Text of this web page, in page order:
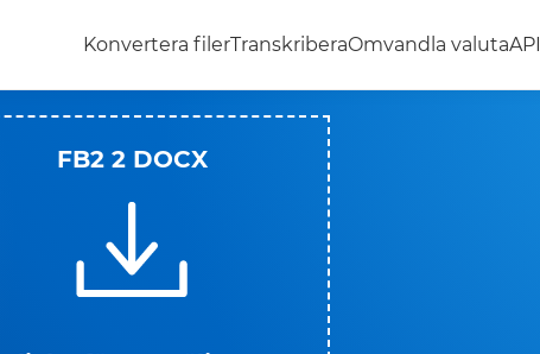
Konvertera filerTranskriberaOmvandla valutaAPI
FB2 2 DOCX